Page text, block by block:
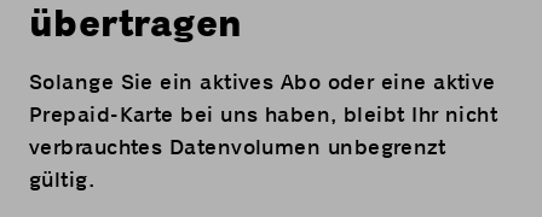
übertragen
Solange Sie ein aktives Abo oder eine aktive
Prepaid-Karte bei uns haben, bleibt Ihr nicht
verbrauchtes Datenvolumen unbegrenzt
gültig.